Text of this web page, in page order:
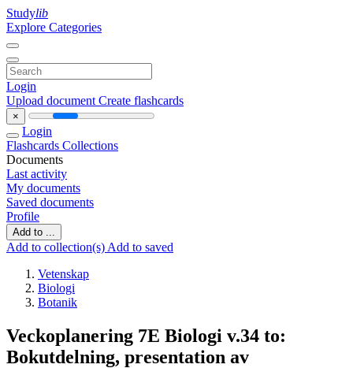
Studylib
Explore Categories
Login
Upload document Create flashcards
×
Login
Flashcards Collections
Documents
Last activity
My documents
Saved documents
Profile
Add to ...
Add to collection(s) Add to saved
Vetenskap
Biologi
Botanik
Veckoplanering 7E Biologi v.34 to:
Bokutdelning, presentation av